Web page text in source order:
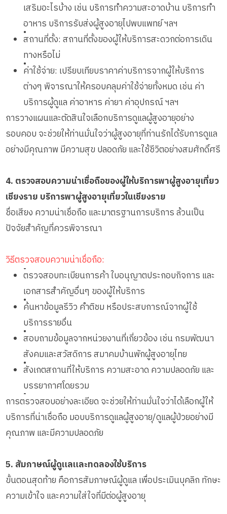
เสริมอะไรบ้าง เช่น บริการทำความสะอาดบ้าน บริการทำ
อาหาร บริการรับส่งผู้สูงอายุไปพบแพทย์ ฯลฯ
•
สถานที่ตั้ง: สถานที่ตั้งของผู้ให้บริการสะดวกต่อการเดิน
ทางหรือไม่
•
ค่าใช้จ่าย: เปรียบเทียบราคาค่าบริการจากผู้ให้บริการ
ต่างๆ พิจารณาให้ครอบคลุมค่าใช้จ่ายทั้งหมด เช่น ค่า
บริการผู้ดูแล ค่าอาหาร ค่ายา ค่าอุปกรณ์ ฯลฯ
การวางแผนและตัดสินใจเลือกบริการดูแลผู้สูงอายุอย่าง
รอบคอบ จะช่วยให้ท่านมั่นใจว่าผู้สูงอายุที่ท่านรักได้รับการดูแล
อย่างมีคุณภาพ มีความสุข ปลอดภัย และใช้ชีวิตอย่างสมศักดิ์ศรี
4. ตรวจสอบความน่าเชื่อถือของผู้ให้บริการพาผู้สูงอายุเที่ยว
เชียงราย บริการพาผู้สูงอายุเที่ยวในเชียงราย
ชื่อเสียง ความน่าเชื่อถือ และมาตรฐานการบริการ ล้วนเป็น
ปัจจัยสำคัญที่ควรพิจารณา
วิธีตรวจสอบความน่าเชื่อถือ:
•
ตรวจสอบทะเบียนการค้า ใบอนุญาตประกอบกิจการ และ
เอกสารสำคัญอื่นๆ ของผู้ให้บริการ
•
ค้นหาข้อมูลรีวิว คำติชม หรือประสบการณ์จากผู้ใช้
บริการรายอื่น
•
สอบถามข้อมูลจากหน่วยงานที่เกี่ยวข้อง เช่น กรมพัฒนา
สังคมและสวัสดิการ สมาคมบ้านพักผู้สูงอายุไทย
•
สังเกตสถานที่ให้บริการ ความสะอาด ความปลอดภัย และ
บรรยากาศโดยรวม
•
การตรวจสอบอย่างละเอียด จะช่วยให้ท่านมั่นใจว่าได้เลือกผู้ให้
บริการที่น่าเชื่อถือ มอบบริการดูแลผู้สูงอายุ/ดูแลผู้ป่วยอย่างมี
คุณภาพ และมีความปลอดภัย
5. สัมภาษณ์ผู้ดูแลและทดลองใช้บริการ
ขั้นตอนสุดท้าย คือการสัมภาษณ์ผู้ดูแล เพื่อประเมินบุคลิก ทักษะ
ความเข้าใจ และความใส่ใจที่มีต่อผู้สูงอายุ